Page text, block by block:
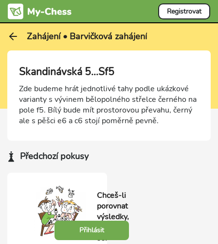
Registrovat
Zahájení • Barvičková zahájení
Skandinávská 5...Sf5
Zde budeme hrát jednotlivé tahy podle ukázkové
varianty s vývinem bělopolného střelce černého na
pole f5. Bílý bude mít prostorovou převahu, černý
ale s pěšci e6 a c6 stojí poměrně pevně.
Předchozí pokusy
Chceš-li
porovnat
výsledky,
přihlas
se.
Přihlásit